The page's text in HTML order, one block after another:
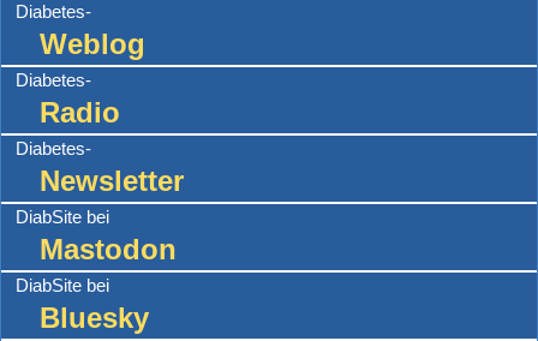
Diabetes-
Weblog
Diabetes-
Radio
Diabetes-
Newsletter
DiabSite bei
Mastodon
DiabSite bei
Bluesky